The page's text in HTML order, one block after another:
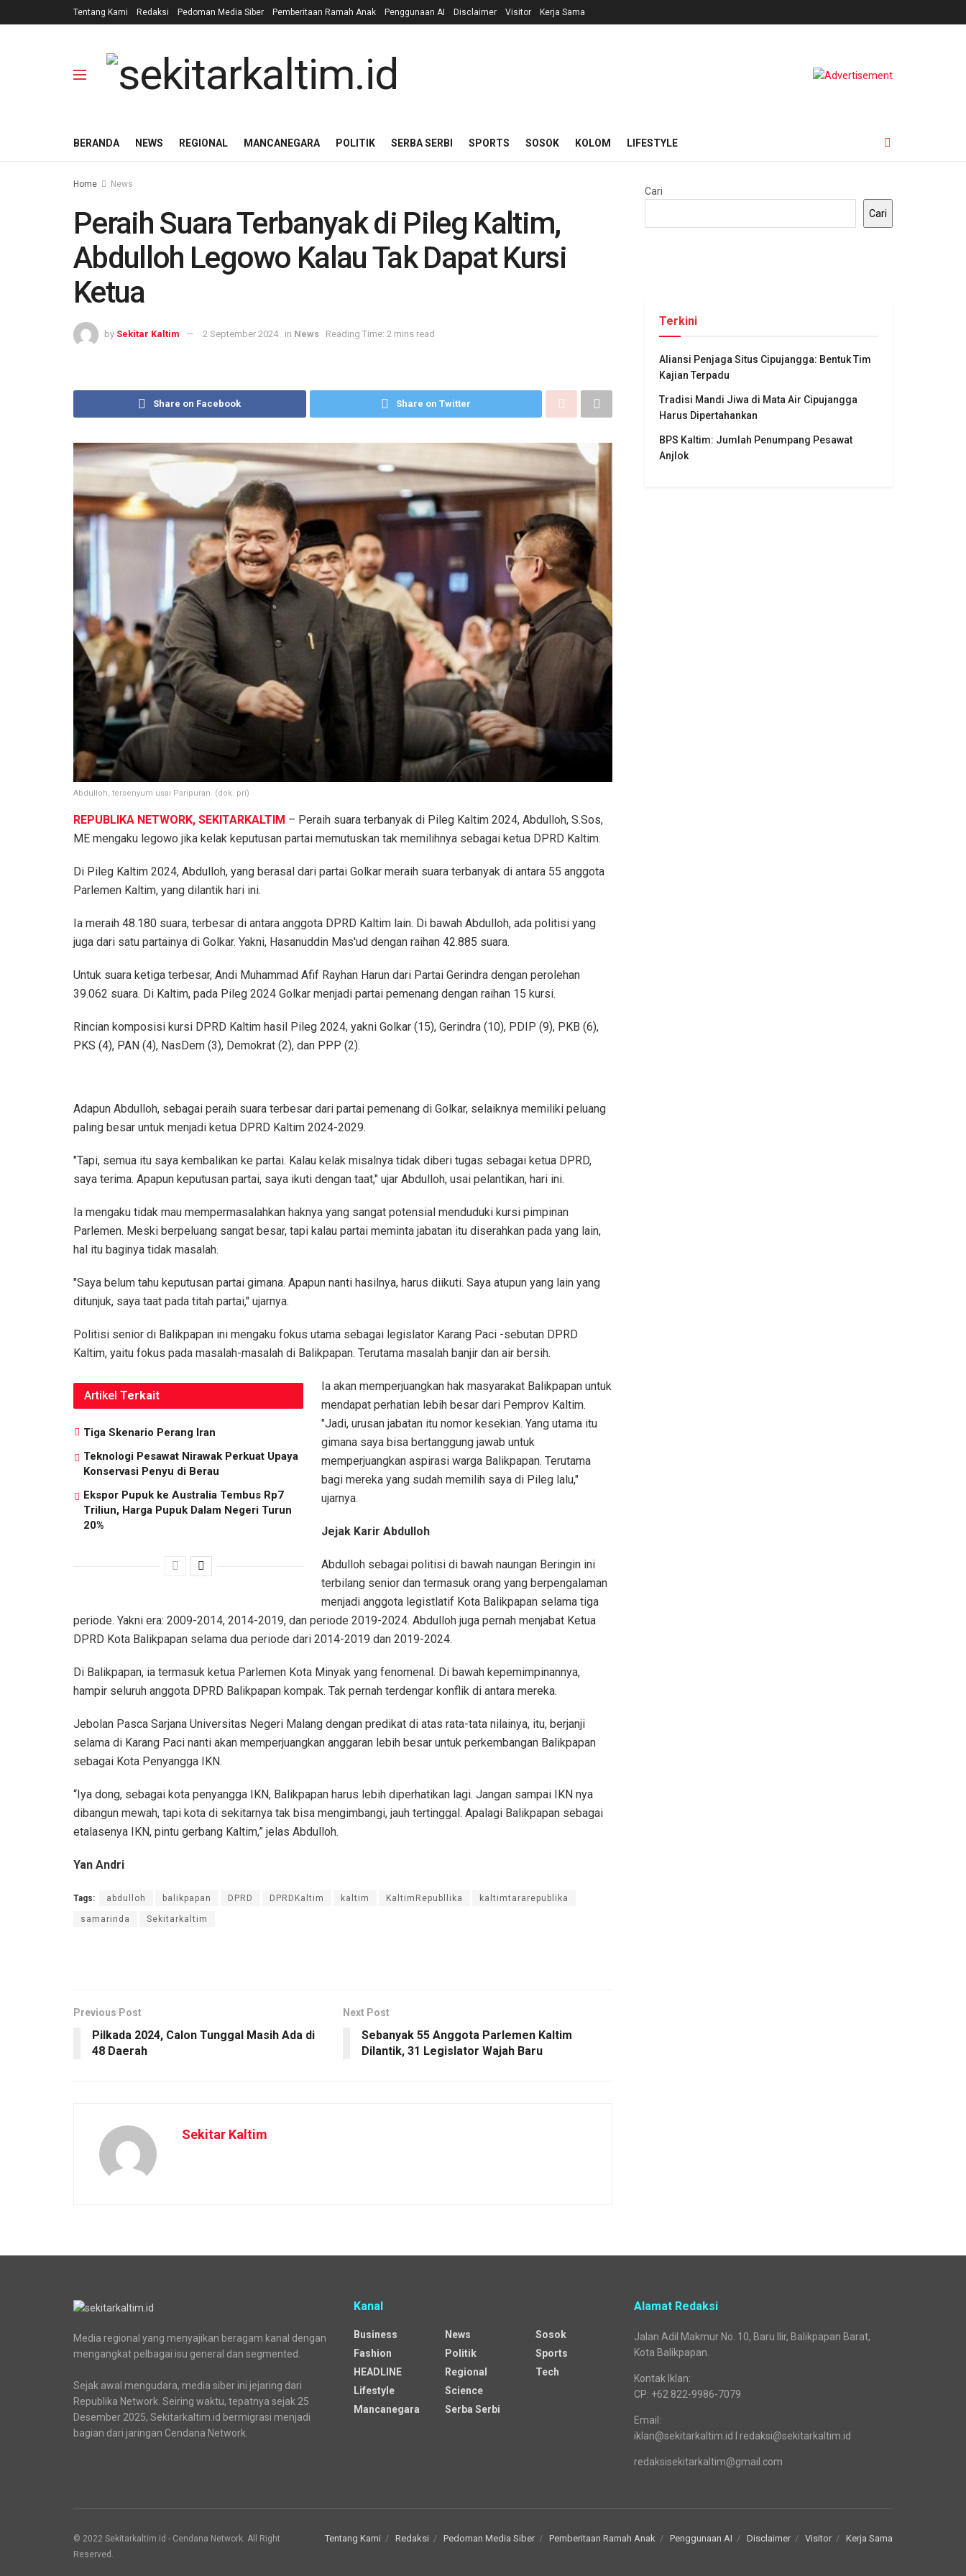
Tentang Kami Redaksi Pedoman Media Siber Pemberitaan Ramah Anak Penggunaan AI Disclaimer Visitor Kerja Sama
BERANDA NEWS REGIONAL MANCANEGARA POLITIK SERBA SERBI SPORTS SOSOK KOLOM LIFESTYLE
Home News
Peraih Suara Terbanyak di Pileg Kaltim,
Abdulloh Legowo Kalau Tak Dapat Kursi
Ketua
by Sekitar Kaltim 2 September 2024 in News Reading Time: 2 mins read
Share on Facebook Share on Twitter
Abdulloh, tersenyum usai Paripuran. (dok. pri)
REPUBLIKA NETWORK, SEKITARKALTIM – Peraih suara terbanyak di Pileg Kaltim 2024, Abdulloh, S.Sos,
ME mengaku legowo jika kelak keputusan partai memutuskan tak memilihnya sebagai ketua DPRD Kaltim.
Di Pileg Kaltim 2024, Abdulloh, yang berasal dari partai Golkar meraih suara terbanyak di antara 55 anggota
Parlemen Kaltim, yang dilantik hari ini.
Ia meraih 48.180 suara, terbesar di antara anggota DPRD Kaltim lain. Di bawah Abdulloh, ada politisi yang
juga dari satu partainya di Golkar. Yakni, Hasanuddin Mas'ud dengan raihan 42.885 suara.
Untuk suara ketiga terbesar, Andi Muhammad Afif Rayhan Harun dari Partai Gerindra dengan perolehan
39.062 suara. Di Kaltim, pada Pileg 2024 Golkar menjadi partai pemenang dengan raihan 15 kursi.
Rincian komposisi kursi DPRD Kaltim hasil Pileg 2024, yakni Golkar (15), Gerindra (10), PDIP (9), PKB (6),
PKS (4), PAN (4), NasDem (3), Demokrat (2), dan PPP (2).
Adapun Abdulloh, sebagai peraih suara terbesar dari partai pemenang di Golkar, selaiknya memiliki peluang
paling besar untuk menjadi ketua DPRD Kaltim 2024-2029.
"Tapi, semua itu saya kembalikan ke partai. Kalau kelak misalnya tidak diberi tugas sebagai ketua DPRD,
saya terima. Apapun keputusan partai, saya ikuti dengan taat," ujar Abdulloh, usai pelantikan, hari ini.
Ia mengaku tidak mau mempermasalahkan haknya yang sangat potensial menduduki kursi pimpinan
Parlemen. Meski berpeluang sangat besar, tapi kalau partai meminta jabatan itu diserahkan pada yang lain,
hal itu baginya tidak masalah.
"Saya belum tahu keputusan partai gimana. Apapun nanti hasilnya, harus diikuti. Saya atupun yang lain yang
ditunjuk, saya taat pada titah partai," ujarnya.
Politisi senior di Balikpapan ini mengaku fokus utama sebagai legislator Karang Paci -sebutan DPRD
Kaltim, yaitu fokus pada masalah-masalah di Balikpapan. Terutama masalah banjir dan air bersih.
Artikel Terkait
Tiga Skenario Perang Iran
Teknologi Pesawat Nirawak Perkuat Upaya
Konservasi Penyu di Berau
Ekspor Pupuk ke Australia Tembus Rp7
Triliun, Harga Pupuk Dalam Negeri Turun
20%
Ia akan memperjuangkan hak masyarakat Balikpapan untuk
mendapat perhatian lebih besar dari Pemprov Kaltim.
"Jadi, urusan jabatan itu nomor kesekian. Yang utama itu
gimana saya bisa bertanggung jawab untuk
memperjuangkan aspirasi warga Balikpapan. Terutama
bagi mereka yang sudah memilih saya di Pileg lalu,"
ujarnya.
Jejak Karir Abdulloh
Abdulloh sebagai politisi di bawah naungan Beringin ini
terbilang senior dan termasuk orang yang berpengalaman
menjadi anggota legistlatif Kota Balikpapan selama tiga
periode. Yakni era: 2009-2014, 2014-2019, dan periode 2019-2024. Abdulloh juga pernah menjabat Ketua
DPRD Kota Balikpapan selama dua periode dari 2014-2019 dan 2019-2024.
Di Balikpapan, ia termasuk ketua Parlemen Kota Minyak yang fenomenal. Di bawah kepemimpinannya,
hampir seluruh anggota DPRD Balikpapan kompak. Tak pernah terdengar konflik di antara mereka.
Jebolan Pasca Sarjana Universitas Negeri Malang dengan predikat di atas rata-tata nilainya, itu, berjanji
selama di Karang Paci nanti akan memperjuangkan anggaran lebih besar untuk perkembangan Balikpapan
sebagai Kota Penyangga IKN.
“Iya dong, sebagai kota penyangga IKN, Balikpapan harus lebih diperhatikan lagi. Jangan sampai IKN nya
dibangun mewah, tapi kota di sekitarnya tak bisa mengimbangi, jauh tertinggal. Apalagi Balikpapan sebagai
etalasenya IKN, pintu gerbang Kaltim,” jelas Abdulloh.
Yan Andri
Tags: abdulloh balikpapan DPRD DPRDKaltim kaltim KaltimRepubllika kaltimtararepublika
samarinda Sekitarkaltim
Previous Post
Pilkada 2024, Calon Tunggal Masih Ada di
48 Daerah
Next Post
Sebanyak 55 Anggota Parlemen Kaltim
Dilantik, 31 Legislator Wajah Baru
Sekitar Kaltim
Cari
Cari
Terkini
Aliansi Penjaga Situs Cipujangga: Bentuk Tim
Kajian Terpadu
Tradisi Mandi Jiwa di Mata Air Cipujangga
Harus Dipertahankan
BPS Kaltim: Jumlah Penumpang Pesawat
Anjlok
Media regional yang menyajikan beragam kanal dengan
mengangkat pelbagai isu general dan segmented.
Sejak awal mengudara, media siber ini jejaring dari
Republika Network. Seiring waktu, tepatnya sejak 25
Desember 2025, Sekitarkaltim.id bermigrasi menjadi
bagian dari jaringan Cendana Network.
Kanal
Business
Fashion
HEADLINE
Lifestyle
Mancanegara
News
Politik
Regional
Science
Serba Serbi
Sosok
Sports
Tech
Alamat Redaksi
Jalan Adil Makmur No. 10, Baru Ilir, Balikpapan Barat,
Kota Balikpapan.
Kontak Iklan:
CP: +62 822-9986-7079
Email:
iklan@sekitarkaltim.id I redaksi@sekitarkaltim.id
redaksisekitarkaltim@gmail.com
Tentang Kami Redaksi Pedoman Media Siber Pemberitaan Ramah Anak Penggunaan AI Disclaimer Visitor Kerja Sama
© 2022 Sekitarkaltim.id - Cendana Network. All Right
Reserved.